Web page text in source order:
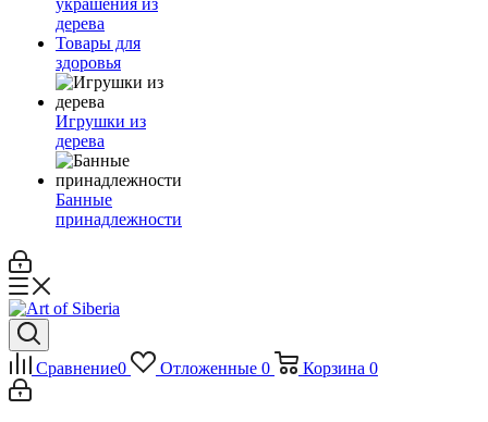
украшения из
дерева
Товары для
здоровья
Игрушки из
дерева
Банные
принадлежности
Сравнение0 Отложенные 0 Корзина 0